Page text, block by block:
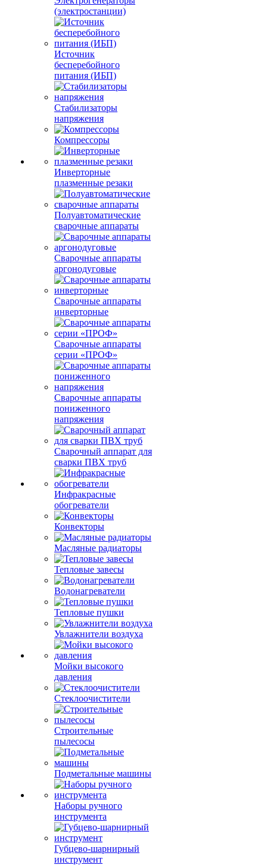
(электростанции)
Источник
бесперебойного
питания (ИБП)
Стабилизаторы
напряжения
Компрессоры
Инверторные
плазменные резаки
Полуавтоматические
сварочные аппараты
Сварочные аппараты
аргонодуговые
Сварочные аппараты
инверторные
Сварочные аппараты
серии «ПРОФ»
Сварочные аппараты
пониженного
напряжения
Сварочный аппарат для
сварки ПВХ труб
Инфракрасные
обогреватели
Конвекторы
Масляные радиаторы
Тепловые завесы
Водонагреватели
Тепловые пушки
Увлажнители воздуха
Мойки высокого
давления
Стеклоочистители
Строительные
пылесосы
Подметальные машины
Наборы ручного
инструмента
Губцево-шарнирный
инструмент